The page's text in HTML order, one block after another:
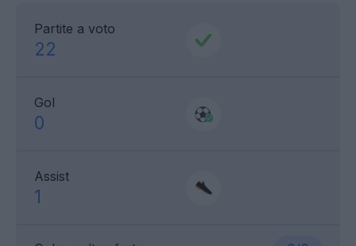
Partite a voto
22
Gol
0
Assist
1